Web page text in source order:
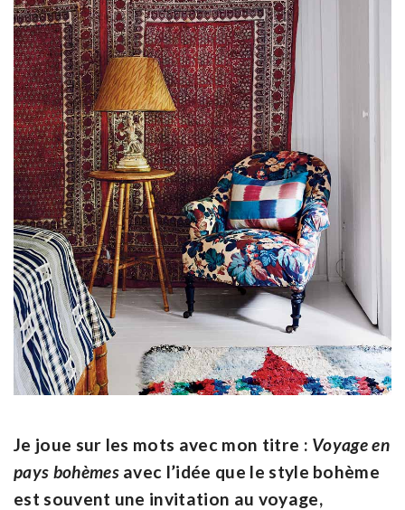
Je joue sur les mots avec mon titre : Voyage en
pays bohèmesavec l’idée que le style bohème
est souvent une invitation au voyage,